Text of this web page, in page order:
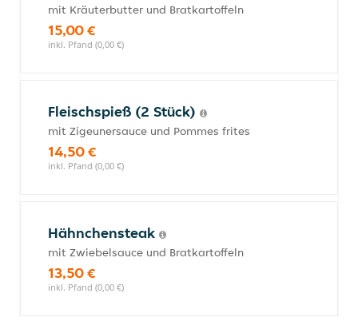
mit Kräuterbutter und Bratkartoffeln
15,00 €
inkl. Pfand (0,00 €)
Fleischspieß (2 Stück)
mit Zigeunersauce und Pommes frites
14,50 €
inkl. Pfand (0,00 €)
Hähnchensteak
mit Zwiebelsauce und Bratkartoffeln
13,50 €
inkl. Pfand (0,00 €)